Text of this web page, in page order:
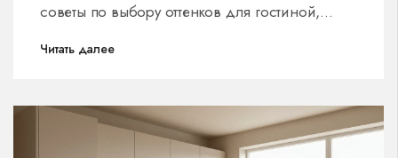
советы по выбору оттенков для гостиной,
Читать далее